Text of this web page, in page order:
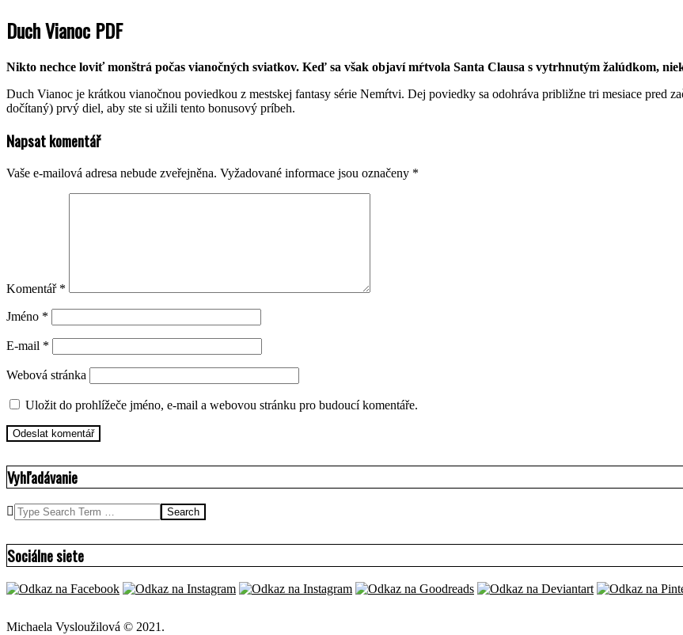
Duch Vianoc PDF
Nikto nechce loviť monštrá počas vianočných sviatkov. Keď sa však objaví mŕtvola Santa Clausa s vytrhnutým žalúdkom,
Duch Vianoc je krátkou vianočnou poviedkou z mestskej fantasy série Nemŕtvi. Dej poviedky sa odohráva približne tri mesiace pred
dočítaný) prvý diel, aby ste si užili tento bonusový príbeh.
2022-
12-
Napsat komentář
Vaše e-mailová adresa nebude zveřejněna. Vyžadované informace jsou označeny *
Komentář *
Jméno *
E-mail *
Webová stránka
Uložit do prohlížeče jméno, e-mail a webovou stránku pro budoucí komentáře.
Vyhľadávanie
Search
Sociálne siete
Michaela Vysloužilová © 2021.